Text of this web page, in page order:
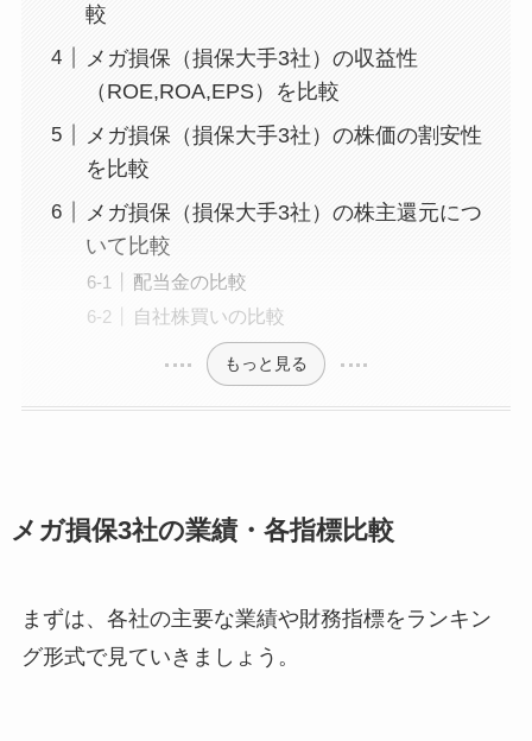
較
メガ損保（損保大手3社）の収益性
（ROE,ROA,EPS）を比較
メガ損保（損保大手3社）の株価の割安性
を比較
メガ損保（損保大手3社）の株主還元につ
いて比較
配当金の比較
自社株買いの比較
もっと見る
メガ損保3社の業績・各指標比較
まずは、各社の主要な業績や財務指標をランキン
グ形式で見ていきましょう。